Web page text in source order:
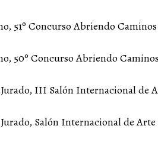
51º Concurso Abriendo
50º Concurso Abriendo
III Salón Internacional de
Salón Internacional de